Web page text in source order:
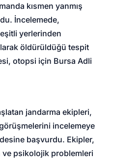
kısmen yanmış
İncelemede,
yerlerinden
öldürüldüğü tespit
otopsi için Bursa Adli
jandarma ekipleri,
görüşmelerini incelemeye
başvurdu. Ekipler,
ve psikolojik problemleri